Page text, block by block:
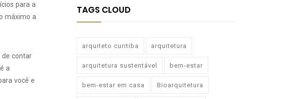
para a
máximo a
de contar
a
você e
TAGS CLOUD
arquiteto curitiba arquitetura
arquitetura sustentável bem-estar
bem-estar em casa Bioarquitetura